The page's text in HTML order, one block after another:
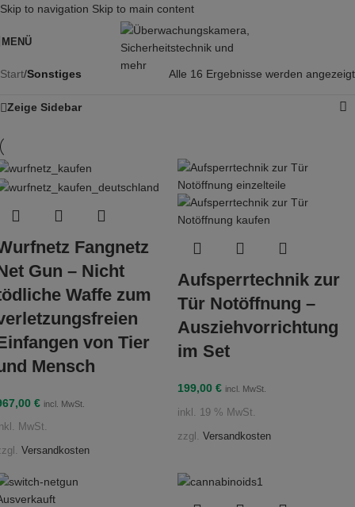
Skip to navigation Skip to main content
MENÜ
Start/Sonstiges Alle 16 Ergebnisse werden angezeigt
Zeige Sidebar
Fangnetz
Gun – Nicht
Waffe zum
von Tier
Mensch
€ incl. MwSt.
MwSt.
Versandkosten
Aufsperrtechnik zur
Tür Notöffnung –
Ausziehvorrichtung
im Set
199,00 € incl. MwSt.
inkl. 19 % MwSt.
zzgl. Versandkosten